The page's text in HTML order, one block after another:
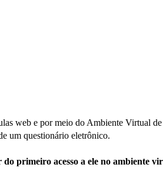
web e por meio do Ambiente Virtual
um questionário eletrônico.
primeiro acesso a ele no ambiente